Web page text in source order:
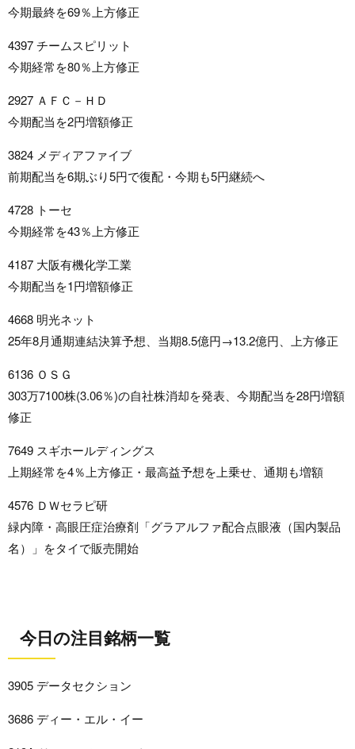
今期最終を69％上方修正
4397 チームスピリット
今期経常を80％上方修正
2927 ＡＦＣ－ＨＤ
今期配当を2円増額修正
3824 メディアファイブ
前期配当を6期ぶり5円で復配・今期も5円継続へ
4728 トーセ
今期経常を43％上方修正
4187 大阪有機化学工業
今期配当を1円増額修正
4668 明光ネット
25年8月通期連結決算予想、当期8.5億円→13.2億円、上方修正
6136 ＯＳＧ
303万7100株(3.06％)の自社株消却を発表、今期配当を28円増額
修正
7649 スギホールディングス
上期経常を4％上方修正・最高益予想を上乗せ、通期も増額
4576 ＤＷセラピ研
緑内障・高眼圧症治療剤「グラアルファ配合点眼液（国内製品
名）」をタイで販売開始
今日の注目銘柄一覧
3905 データセクション
3686 ディー・エル・イー